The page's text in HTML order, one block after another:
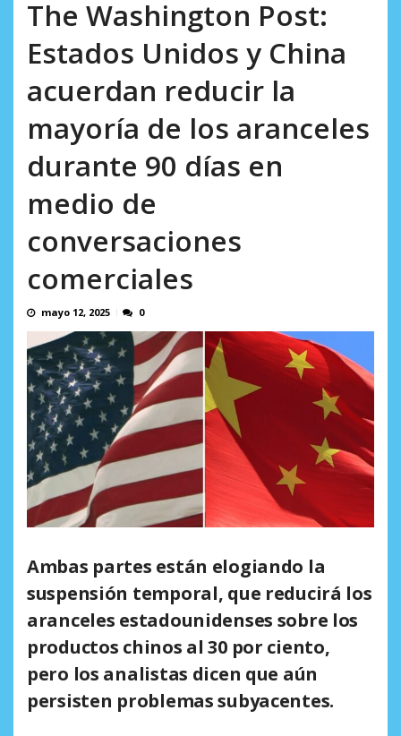
AGOSTO 6, 2026
sistemática de derechos humanos en el
Minister...
AGOSTO 6, 2026
The Washington Post:
Estados Unidos y China
acuerdan reducir la
mayoría de los aranceles
durante 90 días en
medio de
conversaciones
comerciales
mayo 12, 2025 0
Ambas partes están elogiando la
suspensión temporal, que reducirá los
aranceles estadounidenses sobre los
productos chinos al 30 por ciento,
pero los analistas dicen que aún
persisten problemas subyacentes.